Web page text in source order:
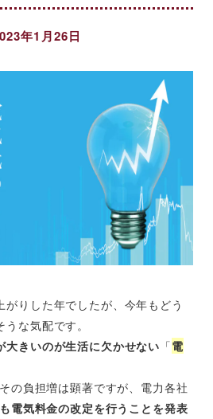
年1月26日
りした年でしたが、今年もどう
な気配です。
大きいのが生活に欠かせない 「電
の負担増は顕著ですが、電力各社
電気料金の改定を行うことを発表